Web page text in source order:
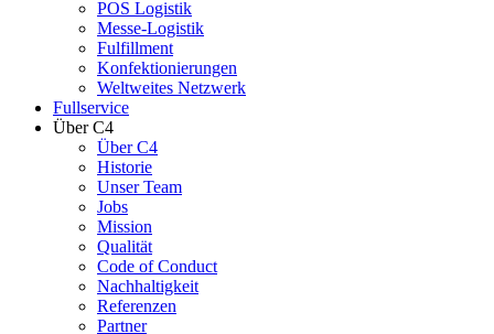
POS Logistik
Messe-Logistik
Fulfillment
Konfektionierungen
Weltweites Netzwerk
Fullservice
Über C4
Über C4
Historie
Unser Team
Jobs
Mission
Qualität
Code of Conduct
Nachhaltigkeit
Referenzen
Partner